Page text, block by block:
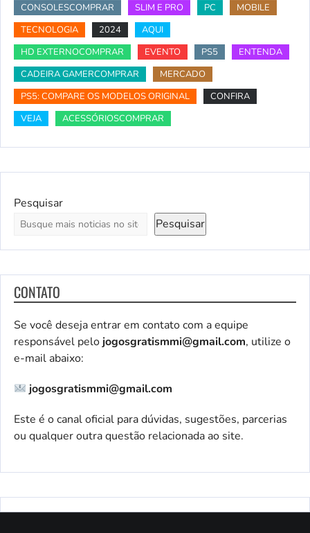
CONSOLESCOMPRAR
SLIM E PRO PC
MOBILE
TECNOLOGIA
2024
AQUI
HD EXTERNOCOMPRAR
EVENTO PS5
ENTENDA
CADEIRA GAMERCOMPRAR
MERCADO
PS5: COMPARE OS MODELOS ORIGINAL
CONFIRA
VEJA
ACESSÓRIOSCOMPRAR
Pesquisar
Pesquisar
CONTATO
Se você deseja entrar em contato com a equipe
responsável pelo jogosgratismmi@gmail.com, utilize o
e-mail abaixo:
jogosgratismmi@gmail.com
Este é o canal oficial para dúvidas, sugestões, parcerias
ou qualquer outra questão relacionada ao site.